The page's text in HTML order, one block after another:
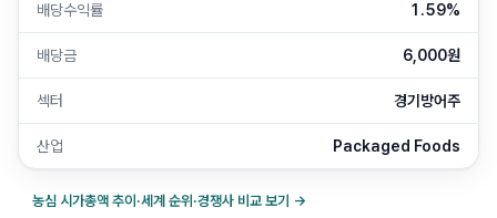
배당수익률 1.59%
배당금 6,000원
섹터 경기방어주
산업 Packaged Foods
농심 시가총액 추이·세계 순위·경쟁사 비교 보기 →